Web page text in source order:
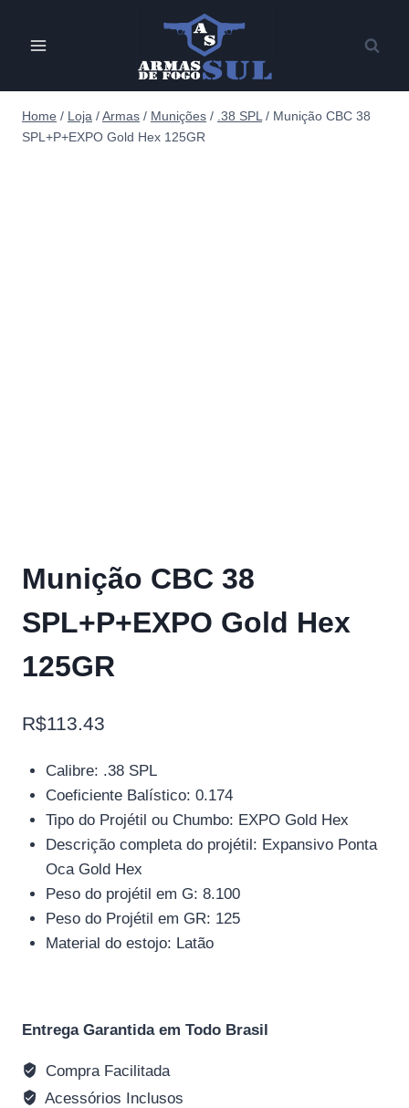
Home / Loja /Armas / Munições / .38 SPL / Munição CBC 38
SPL+P+EXPO Gold Hex 125GR
Munição CBC 38
SPL+P+EXPO Gold Hex
125GR
R$113.43
Calibre: .38 SPL
Coeficiente Balístico: 0.174
Tipo do Projétil ou Chumbo: EXPO Gold Hex
Descrição completa do projétil: Expansivo Ponta
Oca Gold Hex
Peso do projétil em G: 8.100
Peso do Projétil em GR: 125
Material do estojo: Latão
Entrega Garantida em Todo Brasil
Compra Facilitada
Acessórios Inclusos